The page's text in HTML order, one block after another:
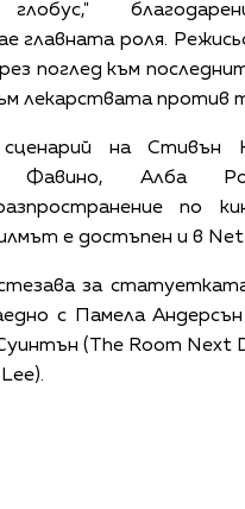
глобус,"
главната роля.
поглед към
лекарствата против
на
Фавино, Алба
по
е достъпен и в
за
с Памела
(The Room Next